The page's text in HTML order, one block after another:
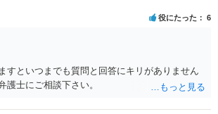
役にたった 6
すといつまでも質問と回答にキリがありません
護士にご相談下さい。